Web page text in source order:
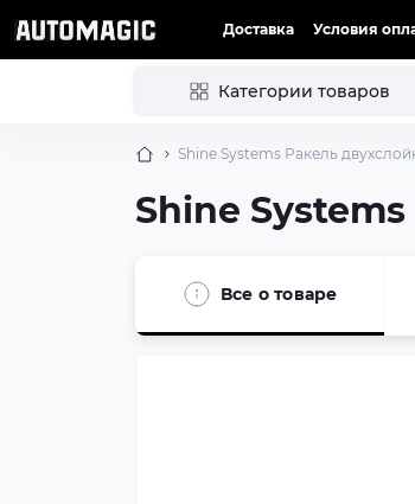
Доставка Условия
Категории товаров
Shine Systems Ракель
Shine
Все о товаре